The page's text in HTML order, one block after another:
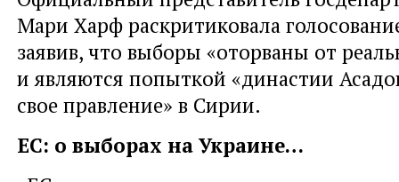
Мари Харф раскритиковала
заявив, что выборы «оторваны от
и являются попыткой «династии
свое правление» в Сирии.
ЕС: о выборах на Украине…